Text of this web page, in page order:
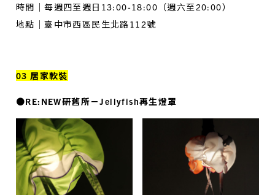
時間｜每週四至週日13:00-18:00（週六至20:00）
地點｜臺中市西區民生北路112號
03 居家軟裝
●RE:NEW研舊所－Jellyfish再生燈罩